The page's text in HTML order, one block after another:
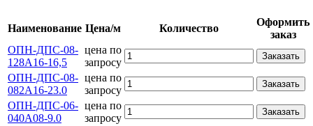
Наименование Цена/м Количество
Оформить
заказ
ОПН-ДПС-08-
128А16-16,5
цена по
запросу
Заказать
ОПН-ДПС-08-
082А16-23.0
цена по
запросу
Заказать
ОПН-ДПС-06-
040А08-9.0
цена по
запросу
Заказать